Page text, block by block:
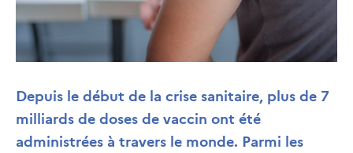
Depuis le début de la crise sanitaire, plus de 7
milliards de doses de vaccin ont été
administrées à travers le monde. Parmi les